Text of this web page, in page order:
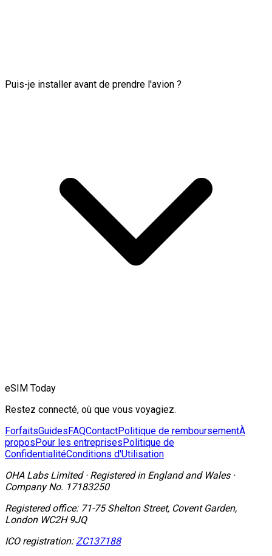
Puis-je installer avant de prendre l'avion ?
eSIM Today
Restez connecté, où que vous voyagiez.
ForfaitsGuidesFAQContactPolitique de remboursementÀ
proposPour les entreprisesPolitique de
ConfidentialitéConditions d'Utilisation
OHA Labs Limited· Registered in England and Wales·
Company No. 17183250
Registered office: 71-75 Shelton Street, Covent Garden,
London WC2H 9JQ
ICO registration: ZC137188